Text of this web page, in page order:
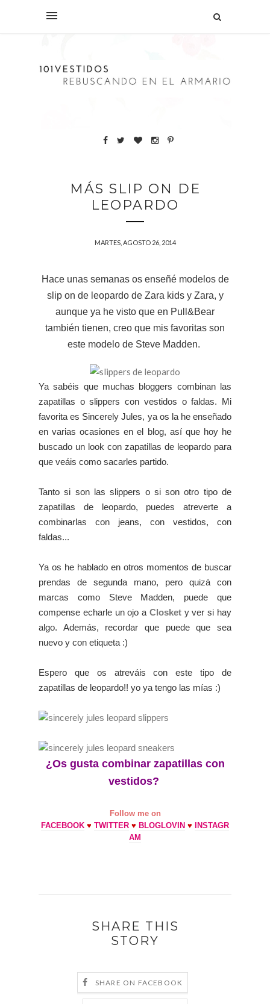
MÁS SLIP ON DE
LEOPARDO
MARTES, AGOSTO 26, 2014
Hace unas semanas os enseñé modelos de
slip on de leopardo de Zara kids y Zara, y
aunque ya he visto que en Pull&Bear
también tienen, creo que mis favoritas son
este modelo de Steve Madden.
Ya sabéis que muchas bloggers combinan las
zapatillas o slippers con vestidos o faldas. Mi
favorita es Sincerely Jules, ya os la he enseñado
en varias ocasiones en el blog, así que hoy he
buscado un look con zapatillas de leopardo para
que veáis como sacarles partido.
Tanto si son las slippers o si son otro tipo de
zapatillas de leopardo, puedes atreverte a
combinarlas con jeans, con vestidos, con
faldas...
Ya os he hablado en otros momentos de buscar
prendas de segunda mano, pero quizá con
marcas como Steve Madden, puede que
compense echarle un ojo a Closkety ver si hay
algo. Además, recordar que puede que sea
nuevo y con etiqueta :)
Espero que os atreváis con este tipo de
zapatillas de leopardo!! yo ya tengo las mías :)
¿Os gusta combinar zapatillas con
vestidos?
Follow me on
FACEBOOK ♥ TWITTER ♥ BLOGLOVIN ♥ INSTAGR
AM
SHARE THIS
STORY
SHARE ON FACEBOOK